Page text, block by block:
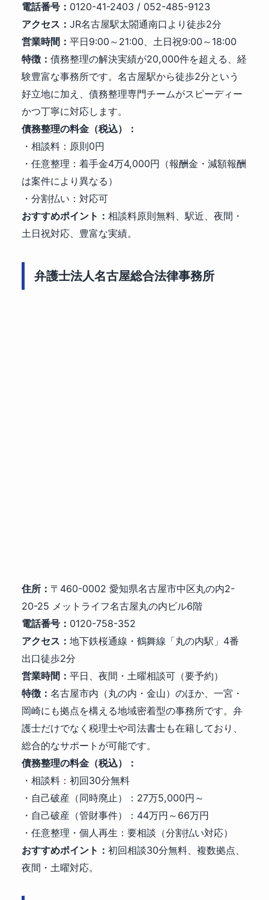
電話番号： 0120-41-2403 / 052-485-9123
アクセス： JR名古屋駅太閤通南口より徒歩2分
営業時間： 平日9:00～21:00、土日祝9:00～18:00
特徴： 債務整理の解決実績が20,000件を超える、経
験豊富な事務所です。名古屋駅から徒歩2分という
好立地に加え、債務整理専門チームがスピーディー
かつ丁寧に対応します。
債務整理の料金（税込）：
・相談料：原則0円
・任意整理：着手金4万4,000円（報酬金・減額報酬
は案件により異なる）
・分割払い：対応可
おすすめポイント： 相談料原則無料、駅近、夜間・
土日祝対応、豊富な実績。
弁護士法人名古屋総合法律事務所
住所： 〒460-0002 愛知県名古屋市中区丸の内2-
20-25 メットライフ名古屋丸の内ビル6階
電話番号： 0120-758-352
アクセス： 地下鉄桜通線・鶴舞線「丸の内駅」4番
出口徒歩2分
営業時間： 平日、夜間・土曜相談可（要予約）
特徴： 名古屋市内（丸の内・金山）のほか、一宮・
岡崎にも拠点を構える地域密着型の事務所です。弁
護士だけでなく税理士や司法書士も在籍しており、
総合的なサポートが可能です。
債務整理の料金（税込）：
・相談料：初回30分無料
・自己破産（同時廃止）：27万5,000円～
・自己破産（管財事件）：44万円～66万円
・任意整理・個人再生：要相談（分割払い対応）
おすすめポイント： 初回相談30分無料、複数拠点、
夜間・土曜対応。